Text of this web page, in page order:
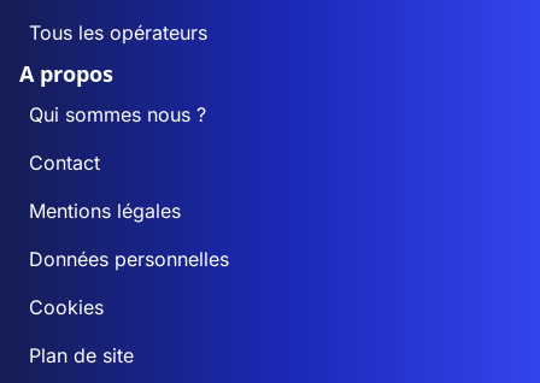
Tous les opérateurs
A propos
Qui sommes nous ?
Contact
Mentions légales
Données personnelles
Cookies
Plan de site